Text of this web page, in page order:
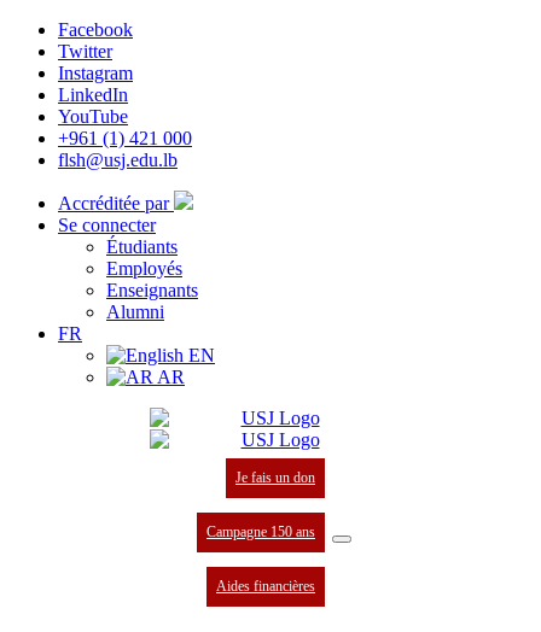
Facebook
Twitter
Instagram
LinkedIn
YouTube
+961 (1) 421 000
flsh@usj.edu.lb
Accréditée par
Se connecter
Étudiants
Employés
Enseignants
Alumni
FR
EN
AR
Je fais un don
Campagne 150 ans
Aides financières